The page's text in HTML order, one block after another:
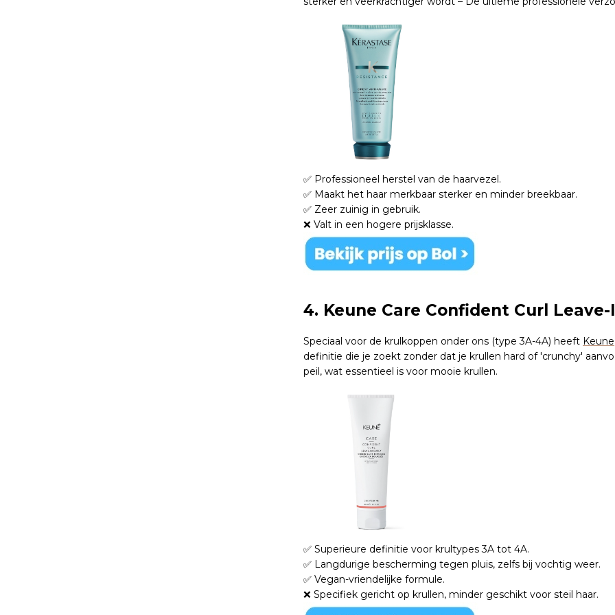
✅ Professioneel herstel van de haarvezel.
✅ Maakt het haar merkbaar sterker en minder breekbaar.
✅ Zeer zuinig in gebruik.
❌ Valt in een hogere prijsklasse.
4. Keune Care Confident Curl
Speciaal voor de krulkoppen onder ons (type 3A-4A) heeft Keune
definitie die je zoekt zonder dat je krullen hard of 'crunchy'
peil, wat essentieel is voor mooie krullen.
✅ Superieure definitie voor krultypes 3A tot 4A.
✅ Langdurige bescherming tegen pluis, zelfs bij vochtig weer.
✅ Vegan-vriendelijke formule.
❌ Specifiek gericht op krullen, minder geschikt voor steil haar.